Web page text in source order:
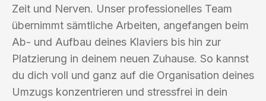
Zeit und Nerven. Unser professionelles Team
übernimmt sämtliche Arbeiten, angefangen beim
Ab- und Aufbau deines Klaviers bis hin zur
Platzierung in deinem neuen Zuhause. So kannst
du dich voll und ganz auf die Organisation deines
Umzugs konzentrieren und stressfrei in dein